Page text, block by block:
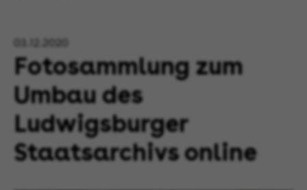
03.12.2020
Fotosammlung zum
Umbau des
Ludwigsburger
Staatsarchivs online